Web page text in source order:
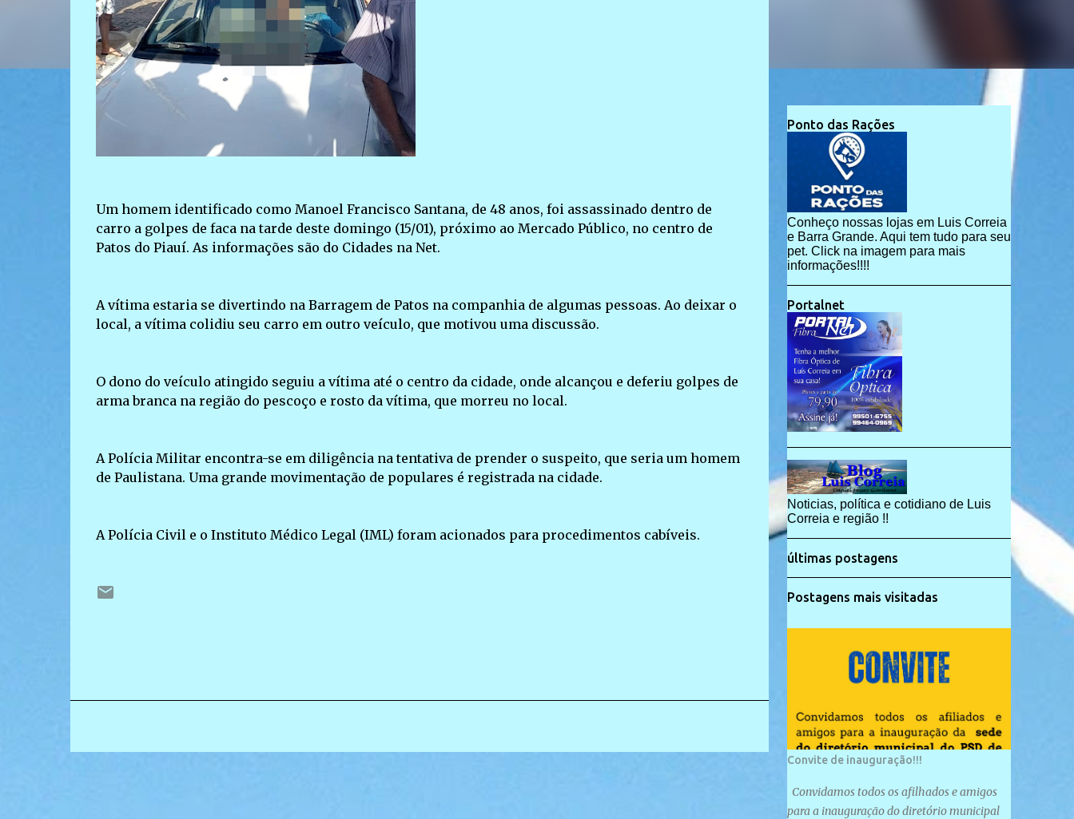
Um homem identificado como Manoel Francisco Santana, de 48 anos, foi assassinado dentro de
carro a golpes de faca na tarde deste domingo (15/01), próximo ao Mercado Público, no centro de
Patos do Piauí. As informações são do Cidades na Net.
A vítima estaria se divertindo na Barragem de Patos na companhia de algumas pessoas. Ao deixar o
local, a vítima colidiu seu carro em outro veículo, que motivou uma discussão.
O dono do veículo atingido seguiu a vítima até o centro da cidade, onde alcançou e deferiu golpes de
arma branca na região do pescoço e rosto da vítima, que morreu no local.
A Polícia Militar encontra-se em diligência na tentativa de prender o suspeito, que seria um homem
de Paulistana. Uma grande movimentação de populares é registrada na cidade.
A Polícia Civil e o Instituto Médico Legal (IML) foram acionados para procedimentos cabíveis.
Ponto das Rações
Conheço nossas lojas em Luis Correia
e Barra Grande. Aqui tem tudo para seu
pet. Click na imagem para mais
informações!!!!
Portalnet
Noticias, política e cotidiano de Luis
Correia e região !!
últimas postagens
Postagens mais visitadas
Convite de inauguração!!!
Convidamos todos os afilhados e amigos
para a inauguração do diretório municipal